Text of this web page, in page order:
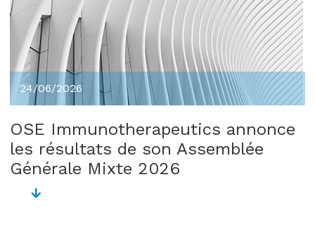
24/06/2026
OSE Immunotherapeutics annonce
les résultats de son Assemblée
Générale Mixte 2026